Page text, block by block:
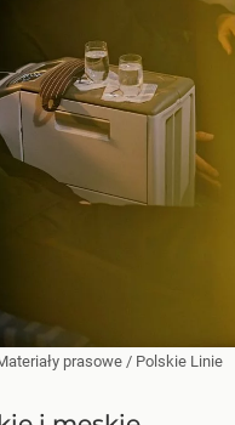
prasowe / Polskie Linie